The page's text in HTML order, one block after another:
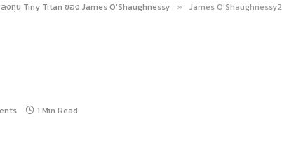
งทุน Tiny Titan ของ James O’Shaughnessy » James O’Shaughnessy2
1 Min Read